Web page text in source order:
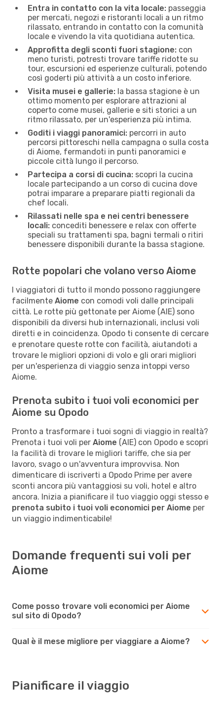
Entra in contatto con la vita locale: passeggia
per mercati, negozi e ristoranti locali a un ritmo
rilassato, entrando in contatto con la comunità
locale e vivendo la vita quotidiana autentica.
Approfitta degli sconti fuori stagione: con
meno turisti, potresti trovare tariffe ridotte su
tour, escursioni ed esperienze culturali, potendo
così goderti più attività a un costo inferiore.
Visita musei e gallerie: la bassa stagione è un
ottimo momento per esplorare attrazioni al
coperto come musei, gallerie e siti storici a un
ritmo rilassato, per un'esperienza più intima.
Goditi i viaggi panoramici: percorri in auto
percorsi pittoreschi nella campagna o sulla costa
di Aiome, fermandoti in ​​punti panoramici e
piccole città lungo il percorso.
Partecipa a corsi di cucina: scopri la cucina
locale partecipando a un corso di cucina dove
potrai imparare a preparare piatti regionali da
chef locali.
Rilassati nelle spa e nei centri benessere
locali: concediti benessere e relax con offerte
speciali su trattamenti spa, bagni termali o ritiri
benessere disponibili durante la bassa stagione.
Rotte popolari che volano verso Aiome
I viaggiatori di tutto il mondo possono raggiungere
facilmente Aiome con comodi voli dalle principali
città. Le rotte più gettonate per Aiome (AIE) sono
disponibili da diversi hub internazionali, inclusi voli
diretti e in coincidenza. Opodo ti consente di cercare
e prenotare queste rotte con facilità, aiutandoti a
trovare le migliori opzioni di volo e gli orari migliori
per un'esperienza di viaggio senza intoppi verso
Aiome.
Prenota subito i tuoi voli economici per
Aiome su Opodo
Pronto a trasformare i tuoi sogni di viaggio in realtà?
Prenota i tuoi voli per Aiome (AIE) con Opodo e scopri
la facilità di trovare le migliori tariffe, che sia per
lavoro, svago o un'avventura improvvisa. Non
dimenticare di iscriverti a Opodo Prime per avere
sconti ancora più vantaggiosi su voli, hotel e altro
ancora. Inizia a pianificare il tuo viaggio oggi stesso e
prenota subito i tuoi voli economici per Aiome per
un viaggio indimenticabile!
Domande frequenti sui voli per
Aiome
Come posso trovare voli economici per Aiome
sul sito di Opodo?
Qual è il mese migliore per viaggiare a Aiome?
Pianificare il viaggio